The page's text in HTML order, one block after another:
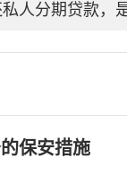
人分期贷款，
保安措施